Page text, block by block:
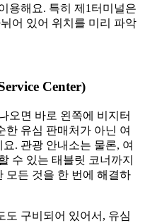
용해요. 특히 제1터미널은
어 있어 위치를 미리 파악
Center)
오면 바로 왼쪽에 비지터
한 유심 판매처가 아닌 여
. 관광 안내소는 물론, 여
수 있는 태블릿 코너까지
모든 것을 한 번에 해결하
도 구비되어 있어서, 유심